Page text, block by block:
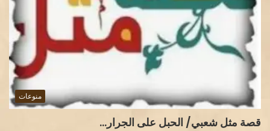
منوعات
قصة مثل شعبي/ الحبل على الجرار…